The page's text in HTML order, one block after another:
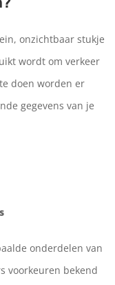
onzichtbaar stukje
wordt om verkeer
doen worden er
gegevens van je
onderdelen van
voorkeuren bekend